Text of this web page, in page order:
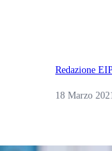
Redazione
18 Marzo 2021